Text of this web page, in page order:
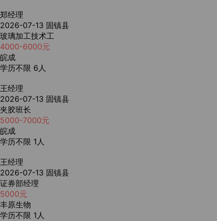
郑经理
2026-07-13 固镇县
玻璃加工技术工
4000-6000元
皖成
学历不限 6人
王经理
2026-07-13 固镇县
夹胶班长
5000-7000元
皖成
学历不限 1人
王经理
2026-07-13 固镇县
证券部经理
5000元
丰原生物
学历不限 1人